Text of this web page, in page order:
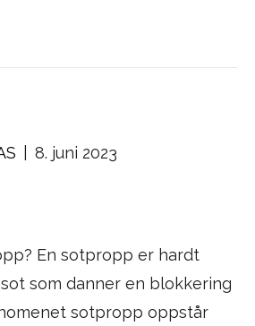
8. juni 2023
En sotpropp er hardt
som danner en blokkering
sotpropp oppstår